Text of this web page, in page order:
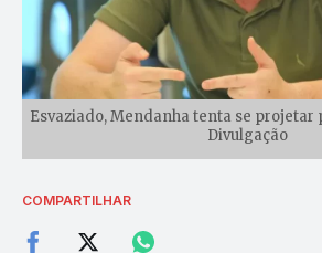
Esvaziado, Mendanha tenta se
Divulgação
COMPARTILHAR